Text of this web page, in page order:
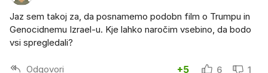
Jaz sem takoj za, da posnamemo podobn film o Trumpu in
Genocidnemu Izrael-u. Kje lahko naročim vsebino, da bodo
vsi spregledali?
Odgovori +5 6 1